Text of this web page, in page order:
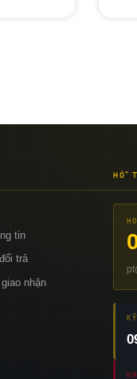
tin
trả
nhận
HỖ